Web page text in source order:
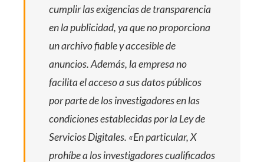
cumplir las exigencias de transparencia
en la publicidad, ya que no proporciona
un archivo fiable y accesible de
anuncios. Además, la empresa no
facilita el acceso a sus datos públicos
por parte de los investigadores en las
condiciones establecidas por la Ley de
Servicios Digitales. «En particular, X
prohíbe a los investigadores cualificados